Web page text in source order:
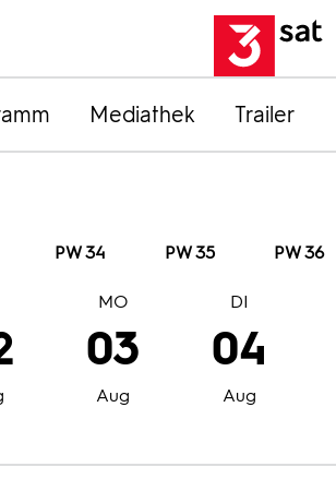
Mediathek Trailer
PW 34 PW 35 PW 36
03
Aug
MO
04
Aug
DI